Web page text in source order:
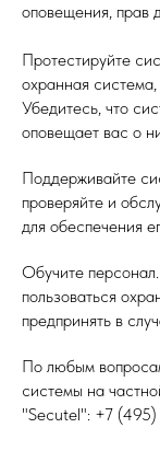
оповещения, прав
Протестируйте
охранная
Убедитесь, что
оповещает вас о
Поддерживайте
проверяйте и
для обеспечения
Обучите
пользоваться
предпринять в
По любым
системы на
"Secutel": +7